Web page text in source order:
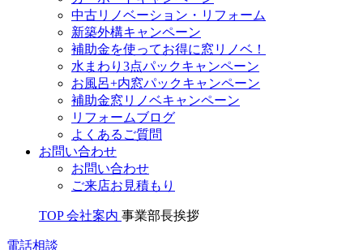
中古リノベーション・リフォーム
新築外構キャンペーン
補助金を使ってお得に窓リノベ！
水まわり3点パックキャンペーン
お風呂+内窓パックキャンペーン
補助金窓リノベキャンペーン
リフォームブログ
よくあるご質問
お問い合わせ
お問い合わせ
ご来店お見積もり
TOP 会社案内 事業部長挨拶
電話相談